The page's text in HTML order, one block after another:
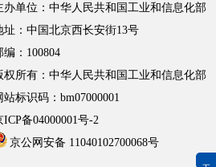
无障碍浏览
办单位：中华人民共和国工业和信息化部
址：中国北京西长安街13号
编：100804
权所有：中华人民共和国工业和信息化部
站标识码：bm07000001
ICP备04000001号-2
京公网安备 11040102700068号